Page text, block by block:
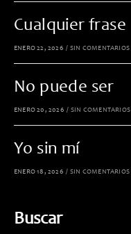
Cualquier frase
ENERO 22, 2026 / SIN COMENTARIOS
No puede ser
ENERO 20, 2026 / SIN COMENTARIOS
Yo sin mí
ENERO 18, 2026 / SIN COMENTARIOS
Buscar